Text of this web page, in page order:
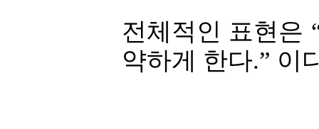
전체적인 표현은
약하게 한다.” 이